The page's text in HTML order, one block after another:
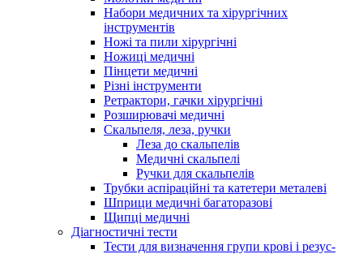
Набори медичних та хірургічних
інструментів
Ножі та пили хірургічні
Ножиці медичні
Пінцети медичні
Різні інструменти
Ретрактори, гачки хірургічні
Розширювачі медичні
Скальпеля, леза, ручки
Леза до скальпелів
Медичні скальпелі
Ручки для скальпелів
Трубки аспіраційні та катетери металеві
Шприци медичні багаторазові
Щипці медичні
Діагностичні тести
Тести для визначення групи крові і резус-